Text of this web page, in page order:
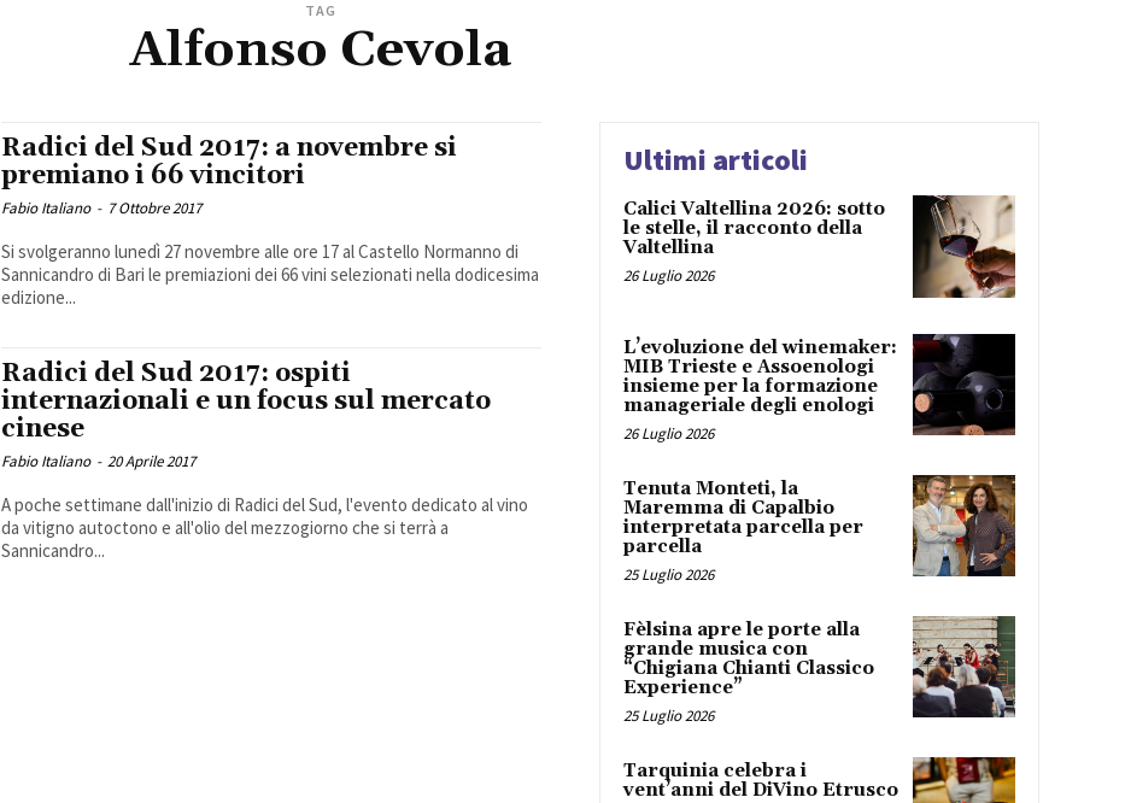
TAG
Alfonso Cevola
Radici del Sud 2017: a novembre si
premiano i 66 vincitori
Fabio Italiano - 7 Ottobre 2017
Si svolgeranno lunedì 27 novembre alle ore 17 al Castello Normanno di
Sannicandro di Bari le premiazioni dei 66 vini selezionati nella dodicesima
edizione...
Radici del Sud 2017: ospiti
internazionali e un focus sul mercato
cinese
Fabio Italiano - 20 Aprile 2017
A poche settimane dall'inizio di Radici del Sud, l'evento dedicato al vino
da vitigno autoctono e all'olio del mezzogiorno che si terrà a
Sannicandro...
Ultimi articoli
Calici Valtellina 2026: sotto
le stelle, il racconto della
Valtellina
26 Luglio 2026
L’evoluzione del winemaker:
MIB Trieste e Assoenologi
insieme per la formazione
manageriale degli enologi
26 Luglio 2026
Tenuta Monteti, la
Maremma di Capalbio
interpretata parcella per
parcella
25 Luglio 2026
Fèlsina apre le porte alla
grande musica con
“Chigiana Chianti Classico
Experience”
25 Luglio 2026
Tarquinia celebra i
vent’anni del DiVino Etrusco